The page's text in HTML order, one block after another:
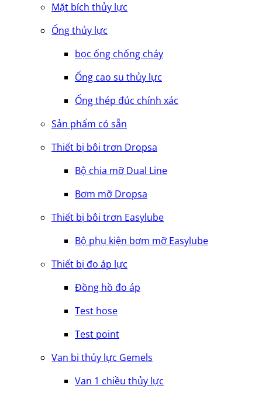
Mặt bích thủy lực
Ống thủy lực
bọc ống chống cháy
Ống cao su thủy lực
Ống thép đúc chính xác
Sản phẩm có sẵn
Thiết bị bôi trơn Dropsa
Bộ chia mỡ Dual Line
Bơm mỡ Dropsa
Thiết bị bôi trơn Easylube
Bộ phụ kiện bơm mỡ Easylube
Thiết bị đo áp lực
Đồng hồ đo áp
Test hose
Test point
Van bi thủy lực Gemels
Van 1 chiều thủy lực